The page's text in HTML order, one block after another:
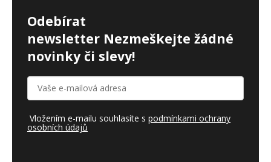
Odebírat
newsletter Nezmeškejte žádné
novinky či slevy!
Vložením e-mailu souhlasíte s podmínkami ochrany
osobních údajů